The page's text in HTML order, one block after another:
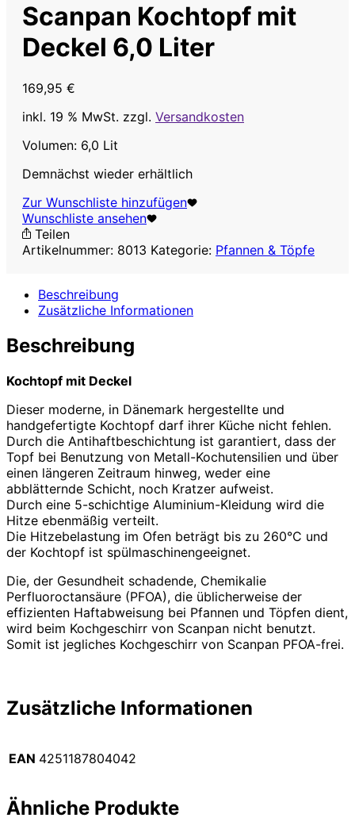
Scanpan Kochtopf mit
Deckel 6,0 Liter
169,95 €
inkl. 19 % MwSt. zzgl. Versandkosten
Volumen: 6,0 Lit
Demnächst wieder erhältlich
Zur Wunschliste hinzufügen
Wunschliste ansehen
Teilen
Artikelnummer: 8013 Kategorie: Pfannen & Töpfe
Beschreibung
Zusätzliche Informationen
Beschreibung
Kochtopf mit Deckel
Dieser moderne, in Dänemark hergestellte und
handgefertigte Kochtopf darf ihrer Küche nicht fehlen.
Durch die Antihaftbeschichtung ist garantiert, dass der
Topf bei Benutzung von Metall-Kochutensilien und über
einen längeren Zeitraum hinweg, weder eine
abblätternde Schicht, noch Kratzer aufweist.
Durch eine 5-schichtige Aluminium-Kleidung wird die
Hitze ebenmäßig verteilt.
Die Hitzebelastung im Ofen beträgt bis zu 260°C und
der Kochtopf ist spülmaschinengeeignet.
Die, der Gesundheit schadende, Chemikalie
Perfluoroctansäure (PFOA), die üblicherweise der
effizienten Haftabweisung bei Pfannen und Töpfen dient,
wird beim Kochgeschirr von Scanpan nicht benutzt.
Somit ist jegliches Kochgeschirr von Scanpan PFOA-frei.
Zusätzliche Informationen
EAN 4251187804042
Ähnliche Produkte